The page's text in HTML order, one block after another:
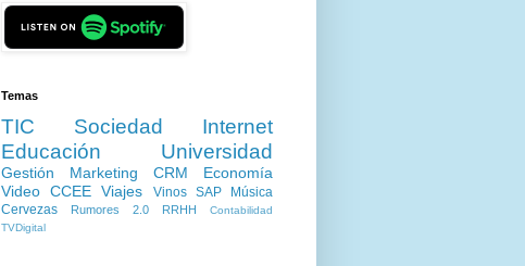
Temas
TIC Sociedad
Internet
Educación
Universidad
Gestión Marketing CRM
Economía
Video CCEE Viajes Vinos SAP
Música
Cervezas
Rumores 2.0 RRHH
Contabilidad
TVDigital